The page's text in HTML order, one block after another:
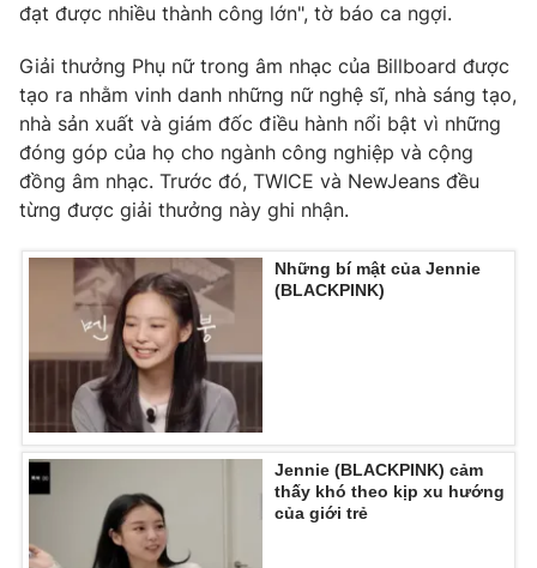
Podcast
Photo Infographic
Video Shorts video
VTV Sức khoẻ
Thị trường 24h
VTV4 Vươn mình bằng AI
VTV8
đạt được nhiều thành công lớn", tờ báo ca ngợi.
Giải thưởng Phụ nữ trong âm nhạc của Billboard được
tạo ra nhằm vinh danh những nữ nghệ sĩ, nhà sáng tạo,
nhà sản xuất và giám đốc điều hành nổi bật vì những
đóng góp của họ cho ngành công nghiệp và cộng
đồng âm nhạc. Trước đó, TWICE và NewJeans đều
từng được giải thưởng này ghi nhận.
Những bí mật của Jennie
(BLACKPINK)
Jennie (BLACKPINK) cảm
thấy khó theo kịp xu hướng
của giới trẻ